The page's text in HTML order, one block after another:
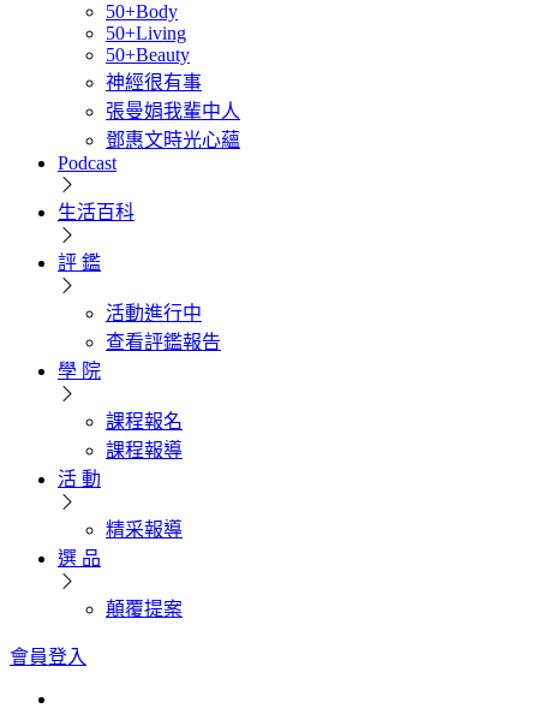
50+Body
50+Living
50+Beauty
神經很有事
張曼娟我輩中人
鄧惠文時光心蘊
Podcast
生活百科
評 鑑
活動進行中
查看評鑑報告
學 院
課程報名
課程報導
活 動
精采報導
選 品
顛覆提案
會員登入